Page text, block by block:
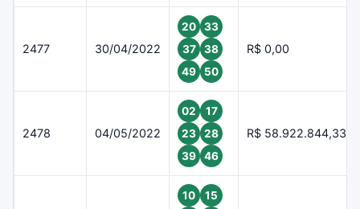
2477 30/04/2022
20
33
37
38
49
50
R$ 0,00
2478 04/05/2022
02
17
23
28
39
46
R$ 58.922.844,33
10
15